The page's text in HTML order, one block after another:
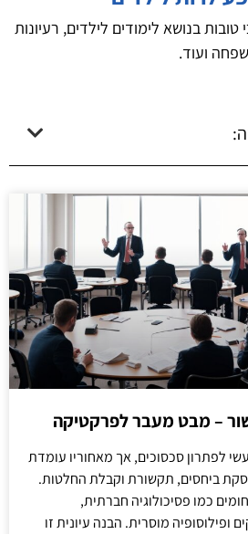
בנושא לימודים לילדים, רעיונות
ועוד.
– מבט מעבר לפרקטיקה
לפתרון סכסוכים, אך מאחוריו עומדת
ביחסים, תקשורת וקבלת החלטות.
כמו פסיכולוגיה חברתית,
ופילוסופיה מוסרית. הבנה עיונית זו